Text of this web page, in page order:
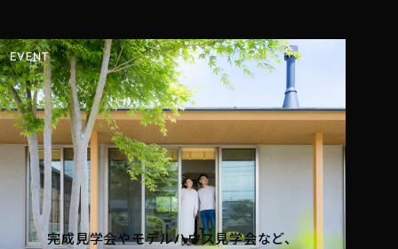
完成見学会やモデルハウス見学会など、